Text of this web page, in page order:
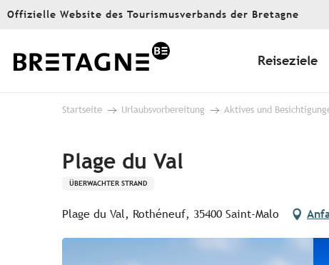
Aller
principal
Offizielle Website des Tourismusverbands der Bretagne
Reiseziele
Startseite Urlaubsvorbereitung Aktives und
Plage du Val
ÜBERWACHTER STRAND
Plage du Val, Rothéneuf, 35400 Saint-Malo